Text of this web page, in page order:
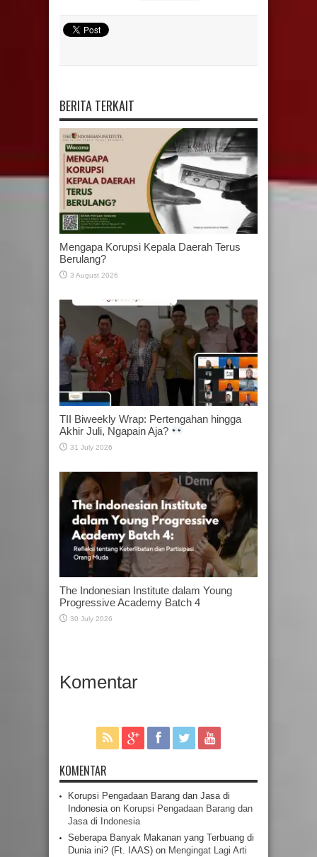
BERITA TERKAIT
Mengapa Korupsi Kepala Daerah Terus
Berulang?
3 August 2026
TII Biweekly Wrap: Pertengahan hingga
Akhir Juli, Ngapain Aja?
31 July 2026
The Indonesian Institute dalam Young
Progressive Academy Batch 4
30 July 2026
Komentar
KOMENTAR
Korupsi Pengadaan Barang dan Jasa di
Indonesiaon Korupsi Pengadaan Barang dan
Jasa di Indonesia
Seberapa Banyak Makanan yang Terbuang di
Dunia ini? (Ft. IAAS) on Mengingat Lagi Arti